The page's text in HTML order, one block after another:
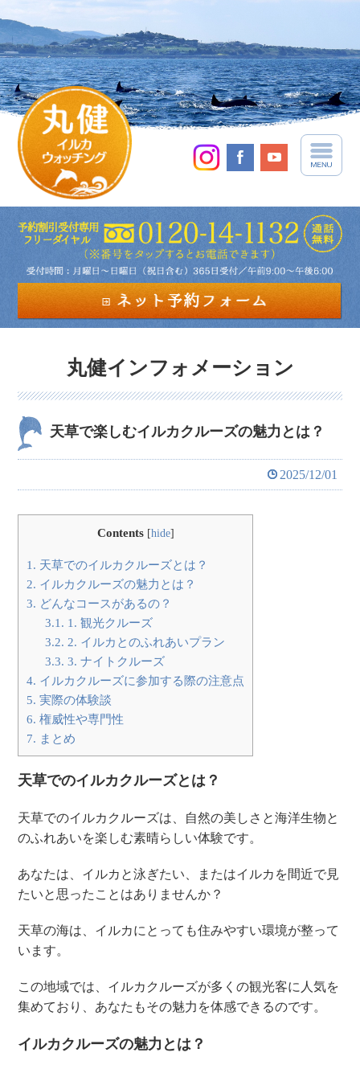
丸健インフォメーション
天草で楽しむイルカクルーズの魅力とは？
2025/12/01
Contents [hide]
1. 天草でのイルカクルーズとは？
2. イルカクルーズの魅力とは？
3. どんなコースがあるの？
3.1. 1. 観光クルーズ
3.2. 2. イルカとのふれあいプラン
3.3. 3. ナイトクルーズ
4. イルカクルーズに参加する際の注意点
5. 実際の体験談
6. 権威性や専門性
7. まとめ
天草でのイルカクルーズとは？
天草でのイルカクルーズは、自然の美しさと海洋生物と
のふれあいを楽しむ素晴らしい体験です。
あなたは、イルカと泳ぎたい、またはイルカを間近で見
たいと思ったことはありませんか？
天草の海は、イルカにとっても住みやすい環境が整って
います。
この地域では、イルカクルーズが多くの観光客に人気を
集めており、あなたもその魅力を体感できるのです。
イルカクルーズの魅力とは？